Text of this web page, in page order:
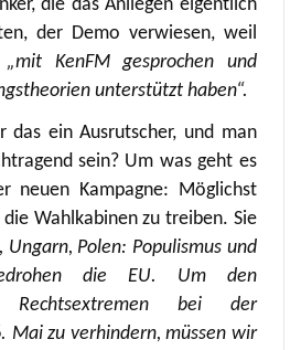
die das Anliegen eigentlich
der Demo verwiesen, weil
„mit KenFM gesprochen und
unterstützt haben“.
das ein Ausrutscher, und man
sein? Um was geht es
neuen Kampagne: Möglichst
Wahlkabinen zu treiben. Sie
Ungarn, Polen: Populismus und
die EU. Um den
Rechtsextremen bei der
Mai zu verhindern, müssen wir